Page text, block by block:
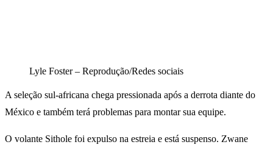
Lyle Foster – Reprodução/Redes sociais
A seleção sul-africana chega pressionada após a derrota diante do
México e também terá problemas para montar sua equipe.
O volante Sithole foi expulso na estreia e está suspenso. Zwane